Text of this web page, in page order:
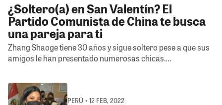
¿Soltero(a) en San Valentín? El
Partido Comunista de China te busca
una pareja para ti
Zhang Shaoge tiene 30 años y sigue soltero pese a que sus
amigos le han presentado numerosas chicas….
PERÚ • 12 FEB, 2022